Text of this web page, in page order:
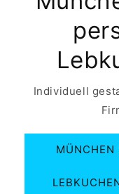
Individuell
MÜNCHEN